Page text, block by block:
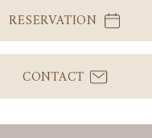
RESERVATION
CONTACT